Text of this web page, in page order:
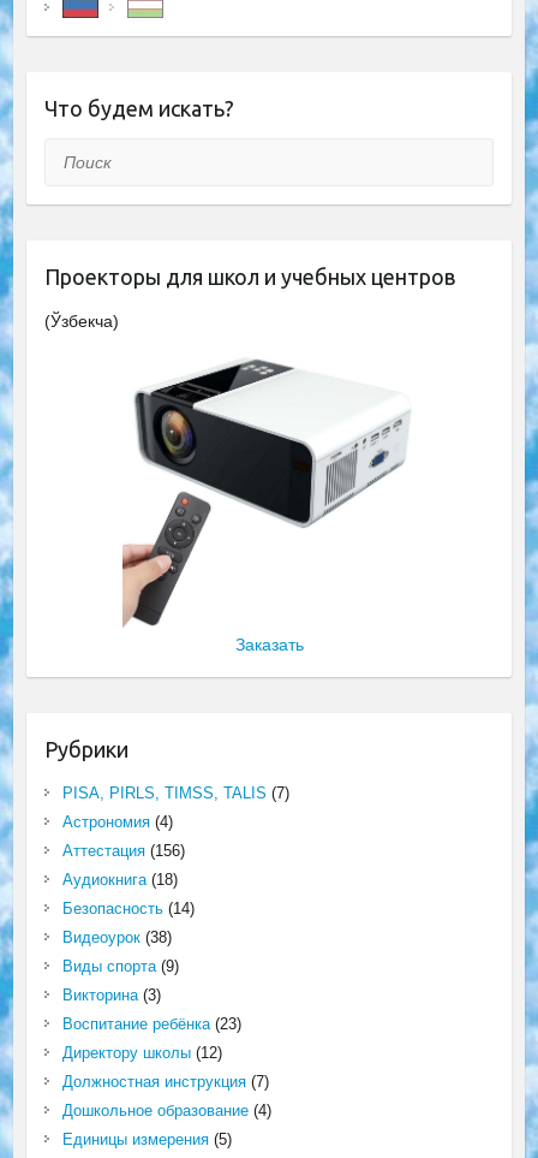
Что будем искать?
Поиск
Проекторы для школ и учебных центров
(Ўзбекча)
Заказать
Рубрики
PISA, PIRLS, TIMSS, TALIS (7)
Астрономия(4)
Аттестация(156)
Аудиокнига(18)
Безопасность(14)
Видеоурок(38)
Виды спорта(9)
Викторина(3)
Воспитание ребёнка(23)
Директору школы(12)
Должностная инструкция(7)
Дошкольное образование(4)
Единицы измерения(5)